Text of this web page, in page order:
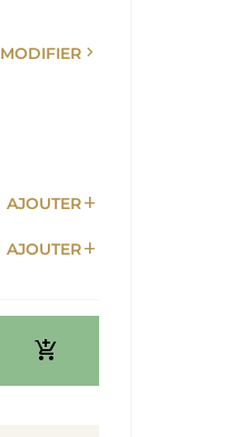
MODIFIER chevron_right
AJOUTERadd
AJOUTERadd
add_shopping_cart